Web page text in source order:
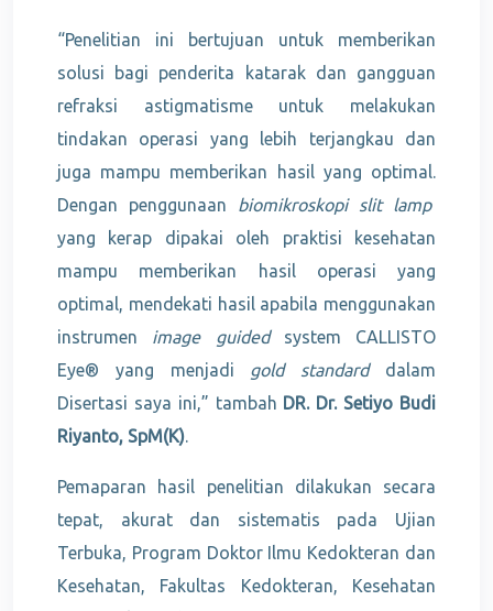
“Penelitian ini bertujuan untuk memberikan
solusi bagi penderita katarak dan gangguan
refraksi astigmatisme untuk melakukan
tindakan operasi yang lebih terjangkau dan
juga mampu memberikan hasil yang optimal.
Dengan penggunaan biomikroskopi slit lamp
yang kerap dipakai oleh praktisi kesehatan
mampu memberikan hasil operasi yang
optimal, mendekati hasil apabila menggunakan
instrumen image guidedsystem CALLISTO
Eye® yang menjadi gold standarddalam
Disertasi saya ini,” tambah DR. Dr. Setiyo Budi
Riyanto, SpM(K).
Pemaparan hasil penelitian dilakukan secara
tepat, akurat dan sistematis pada Ujian
Terbuka, Program Doktor Ilmu Kedokteran dan
Kesehatan, Fakultas Kedokteran, Kesehatan